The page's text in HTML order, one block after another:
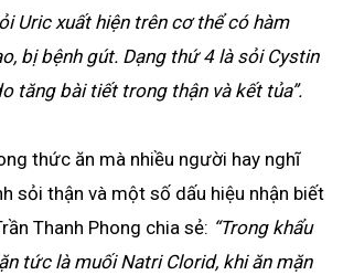
Uric xuất hiện trên cơ thể có hàm
bị bệnh gút. Dạng thứ 4 là sỏi Cystin
tăng bài tiết trong thận và kết tủa”.
thức ăn mà nhiều người hay nghĩ
sỏi thận và một số dấu hiệu nhận biết
Thanh Phong chia sẻ: “Trong khẩu
tức là muối Natri Clorid, khi ăn mặn